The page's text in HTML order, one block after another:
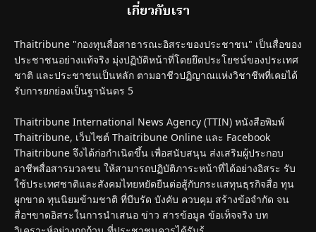
เกี่ยวกับเรา
Thaitribune "กองทุนสื่อสาธารณะอิสระของประชาชน" เป็นสื่อของ
ประชาชนอย่างแท้จริง มุ่งปฏิบัติหน้าที่โดยยึดประโยชน์ของประเทศ
ชาติ และประชาชนเป็นหลัก ตามอาชีวปฏิญาณแห่งวิชาชีพที่เคยได้
รับการยกย่องเป็นฐานันดร 5
Thaitribune International News Agency (TTIN) หนังสือพิมพ์
Thaitribune, เว็บไซต์ Thaitribune Online และ Facebook
Thaitribune จึงได้ก่อกำเนิดขึ้น เพื่อสนับสนุน ส่งเสริมผู้ประกอบ
อาชีพสื่อสารมวลชน ให้สามารถปฏิบัติภาระหน้าที่ได้อย่างอิสระ รับ
ใช้ประเทศชาติและสังคมไทยหยัดยืนต่อสู้กับกระแสทุนธุรกิจสื่อ ทุน
ผูกขาด ทุนนิยมข้ามชาติ ที่บีบรัด บังคับ ควบคุม สร้างข้อจำกัด จน
สื่อฯขาดอิสระในการนำเสนอ ข่าว สารข้อมูล ข้อเท็จจริง บท